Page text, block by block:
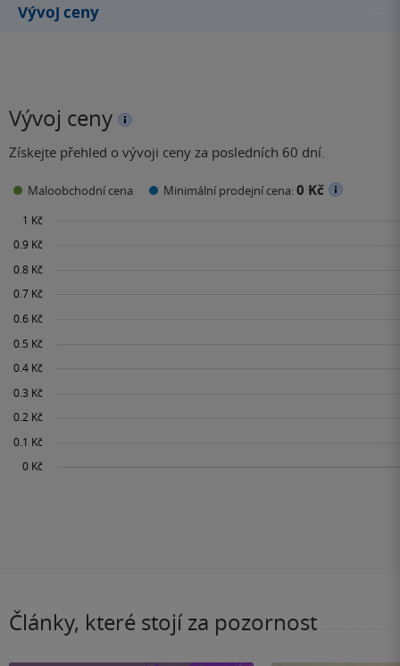
Vývoj ceny
Vývoj ceny
Získejte přehled o vývoji ceny za posledních 60 dní.
Maloobchodní cena Minimální prodejní cena:0 Kč
Články, které stojí za pozornost